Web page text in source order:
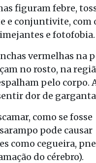
figuram febre,
e conjuntivite, com
e fotofobia.
vermelhas na
no rosto, na
pelo corpo.
dor de
como se fosse
pode causar
como cegueira,
do cérebro).